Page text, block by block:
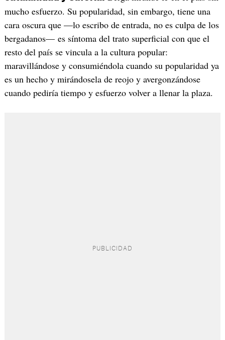
mucho esfuerzo. Su popularidad, sin embargo, tiene una
cara oscura que —lo escribo de entrada, no es culpa de los
bergadanos— es síntoma del trato superficial con que el
resto del país se vincula a la cultura popular:
maravillándose y consumiéndola cuando su popularidad ya
es un hecho y mirándosela de reojo y avergonzándose
cuando pediría tiempo y esfuerzo volver a llenar la plaza.